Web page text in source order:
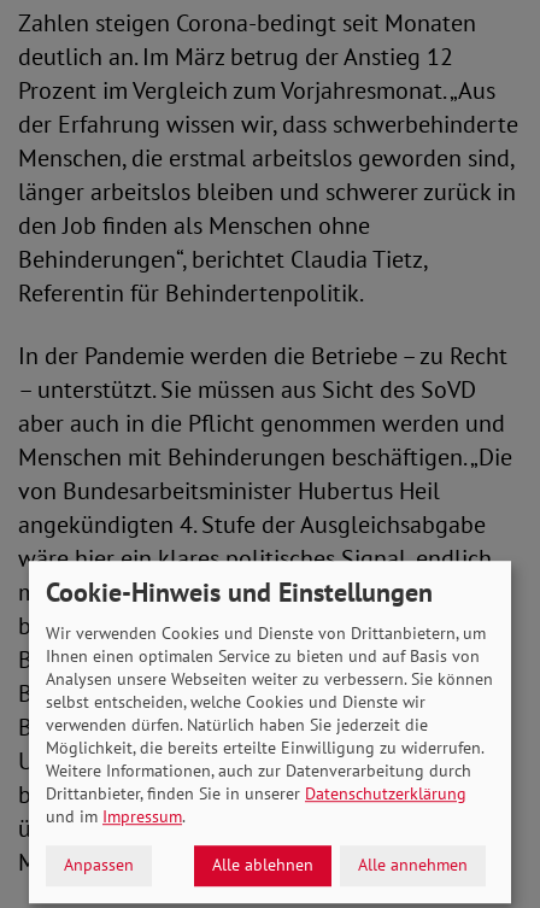
Zahlen steigen Corona-bedingt seit Monaten
deutlich an. Im März betrug der Anstieg 12
Prozent im Vergleich zum Vorjahresmonat. „Aus
der Erfahrung wissen wir, dass schwerbehinderte
Menschen, die erstmal arbeitslos geworden sind,
länger arbeitslos bleiben und schwerer zurück in
den Job finden als Menschen ohne
Behinderungen“, berichtet Claudia Tietz,
Referentin für Behindertenpolitik.
In der Pandemie werden die Betriebe – zu Recht
– unterstützt. Sie müssen aus Sicht des SoVD
aber auch in die Pflicht genommen werden und
Menschen mit Behinderungen beschäftigen. „Die
von Bundesarbeitsminister Hubertus Heil
angekündigten 4. Stufe der Ausgleichsabgabe
wäre hier ein klares politisches Signal, endlich
mehr Menschen mit Behinderungen zu
beschäftigen. Doch sie fehlt im Gesetz“, kritisiert
Bauer. Und Tietz ergänzt: „Die gesetzliche
Beschäftigungsquote für Menschen mit
Behinderungen ist seit Jahren unerfüllt. 43.000
Unternehmen, also ein Viertel aller Betriebe, die
beschäftigungspflichtig wären, beschäftigen
überhaupt gar keinen schwerbehinderten
Menschen.“
Cookie-Hinweis und Einstellungen
Wir verwenden Cookies und Dienste von Drittanbietern, um
Ihnen einen optimalen Service zu bieten und auf Basis von
Analysen unsere Webseiten weiter zu verbessern. Sie können
selbst entscheiden, welche Cookies und Dienste wir
verwenden dürfen. Natürlich haben Sie jederzeit die
Möglichkeit, die bereits erteilte Einwilligung zu widerrufen.
Weitere Informationen, auch zur Datenverarbeitung durch
Drittanbieter, finden Sie in unserer Datenschutzerklärung
und im Impressum.
Anpassen Alle ablehnen Alle annehmen